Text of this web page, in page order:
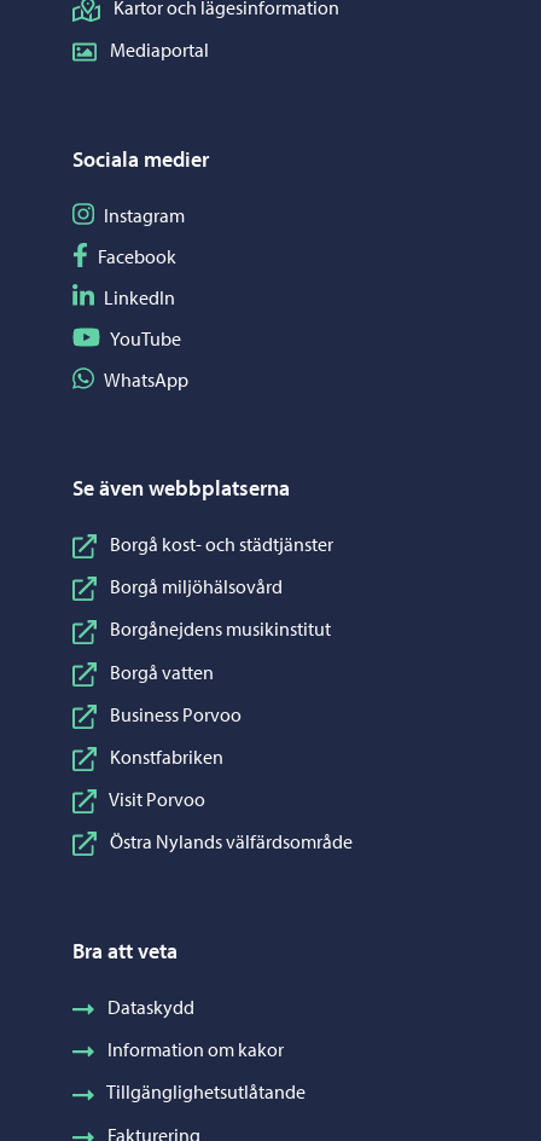
Kartor och lägesinformation
Mediaportal
Sociala medier
Följ på Instagram
Instagram
Följ på Facebook
Facebook
Följ på LinkedIn
LinkedIn
Följ på YouTube
YouTube
Dela på WhatsApp
WhatsApp
Se även webbplatserna
Borgå kost- och städtjänster
Borgå miljöhälsovård
Borgånejdens musikinstitut
Borgå vatten
Business Porvoo
Konstfabriken
Visit Porvoo
Östra Nylands välfärdsområde
Bra att veta
Dataskydd
Information om kakor
Tillgänglighetsutlåtande
Fakturering